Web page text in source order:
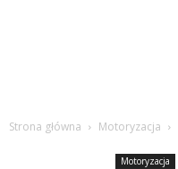
Strona główna Motoryzacja
Motoryzacja